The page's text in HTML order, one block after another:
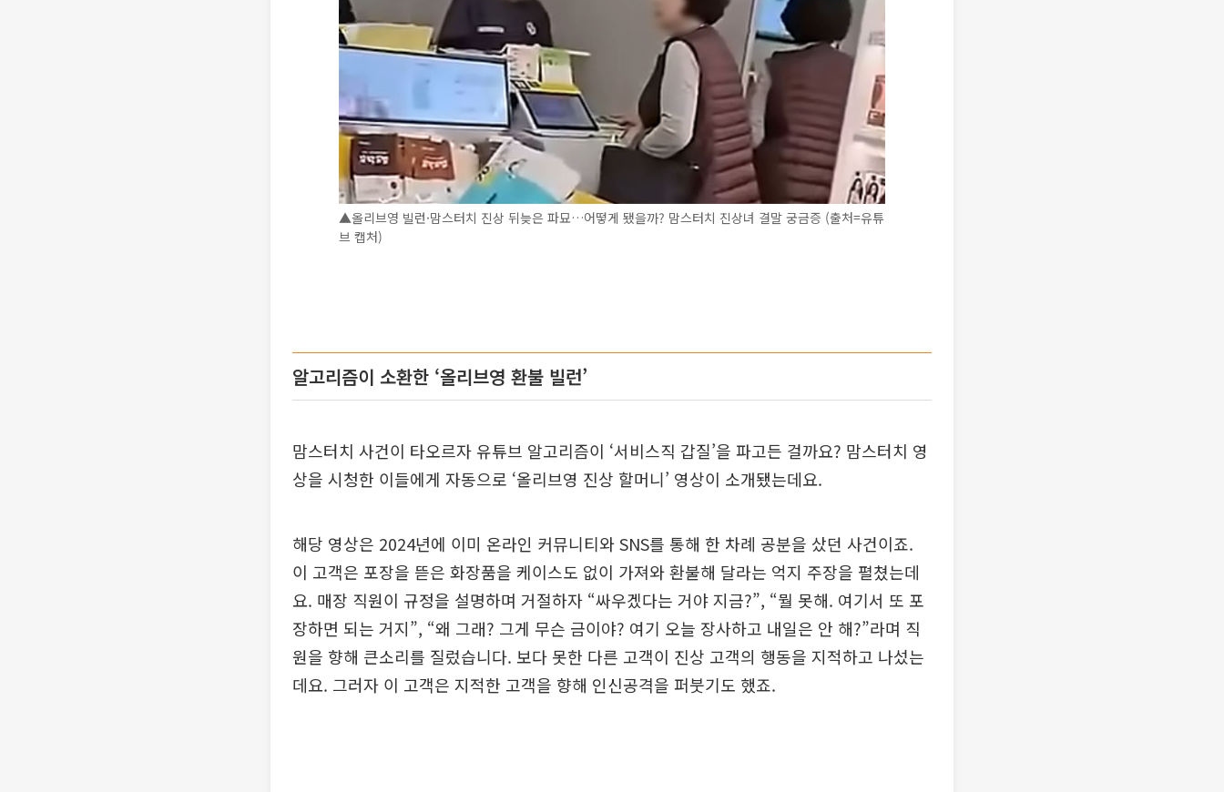
▲올리브영 빌런·맘스터치 진상 뒤늦은 파묘…어떻게 됐을까? 맘스터치 진상녀 결말 궁금증 (출처=유튜
브 캡처)
알고리즘이 소환한 ‘올리브영 환불 빌런’
맘스터치 사건이 타오르자 유튜브 알고리즘이 ‘서비스직 갑질’을 파고든 걸까요? 맘스터치 영
상을 시청한 이들에게 자동으로 ‘올리브영 진상 할머니’ 영상이 소개됐는데요.
해당 영상은 2024년에 이미 온라인 커뮤니티와 SNS를 통해 한 차례 공분을 샀던 사건이죠.
이 고객은 포장을 뜯은 화장품을 케이스도 없이 가져와 환불해 달라는 억지 주장을 펼쳤는데
요. 매장 직원이 규정을 설명하며 거절하자 “싸우겠다는 거야 지금?”, “뭘 못해. 여기서 또 포
장하면 되는 거지”, “왜 그래? 그게 무슨 금이야? 여기 오늘 장사하고 내일은 안 해?”라며 직
원을 향해 큰소리를 질렀습니다. 보다 못한 다른 고객이 진상 고객의 행동을 지적하고 나섰는
데요. 그러자 이 고객은 지적한 고객을 향해 인신공격을 퍼붓기도 했죠.